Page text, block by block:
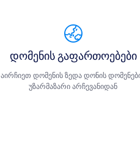
დომენის გაფართოებები
აირჩიეთ დომენის ზედა დონის
უზარმაზარი არჩევანიდან